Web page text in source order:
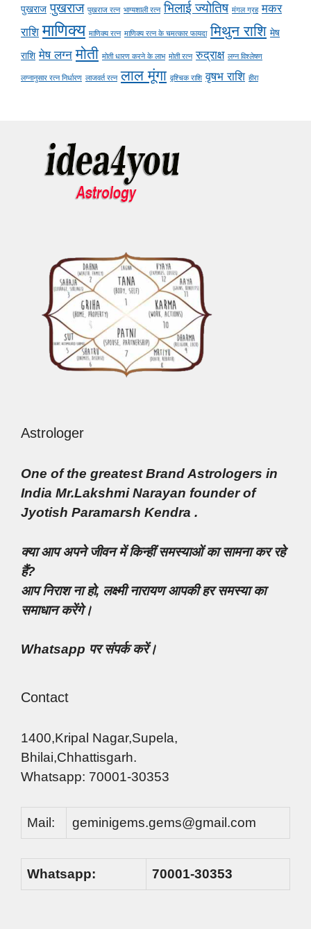
पुखराज पुखराज पुखराज रत्न भाग्यशाली रत्न भिलाई ज्योतिष मंगल ग्रह मकर
राशि माणिक्य माणिक्य रत्न माणिक्य रत्न के चमत्कार फायदा मिथुन राशि मेष
राशि मेष लग्न मोती मोती धारण करने के लाभ मोती रत्न रुद्राक्ष लग्न विश्लेषण
लग्नानुसार रत्न निर्धारण लाजवर्त रत्न लाल मूंगा वृश्चिक राशि वृषभ राशि हीरा
Astrologer
One of the greatest Brand Astrologers in
India Mr.Lakshmi Narayan founder of
Jyotish Paramarsh Kendra .
क्या आप अपने जीवन में किन्हीं समस्याओं का सामना कर रहे
हैं?
आप निराश ना हो, लक्ष्मी नारायण आपकी हर समस्या का
समाधान करेंगे।
Whatsapp पर संपर्क करें।
Contact
1400,Kripal Nagar,Supela,
Bhilai,Chhattisgarh.
Whatsapp: 70001-30353
Mail: geminigems.gems@gmail.com
Whatsapp: 70001-30353